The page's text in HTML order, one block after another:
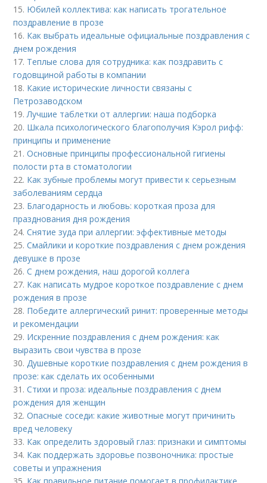
15. Юбилей коллектива: как написать трогательное
поздравление в прозе
16. Как выбрать идеальные официальные поздравления с
днем рождения
17. Теплые слова для сотрудника: как поздравить с
годовщиной работы в компании
18. Какие исторические личности связаны с
Петрозаводском
19.Лучшие таблетки от аллергии: наша подборка
20. Шкала психологического благополучия Кэрол рифф:
принципы и применение
21.Основные принципы профессиональной гигиены
полости рта в стоматологии
22. Как зубные проблемы могут привести к серьезным
заболеваниям сердца
23. Благодарность и любовь: короткая проза для
празднования дня рождения
24.Снятие зуда при аллергии: эффективные методы
25.Смайлики и короткие поздравления с днем рождения
девушке в прозе
26.С днем рождения, наш дорогой коллега
27. Как написать мудрое короткое поздравление с днем
рождения в прозе
28. Победите аллергический ринит: проверенные методы
и рекомендации
29. Искренние поздравления с днем рождения: как
выразить свои чувства в прозе
30.Душевные короткие поздравления с днем рождения в
прозе: как сделать их особенными
31.Стихи и проза: идеальные поздравления с днем
рождения для женщин
32.Опасные соседи: какие животные могут причинить
вред человеку
33. Как определить здоровый глаз: признаки и симптомы
34. Как поддержать здоровье позвоночника: простые
советы и упражнения